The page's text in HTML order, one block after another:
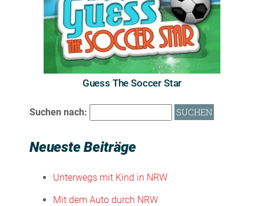
Guess The Soccer Star
Suchen nach:
Neueste Beiträge
Unterwegs mit Kind in NRW
Mit dem Auto durch NRW